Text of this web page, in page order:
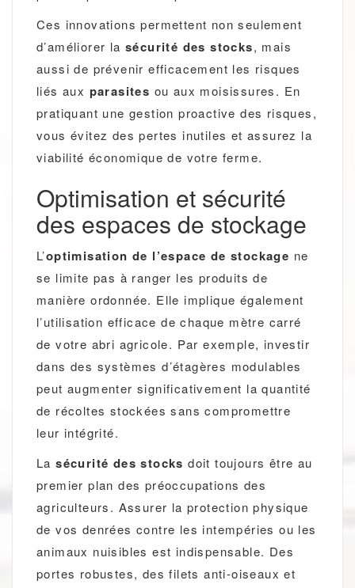
Ces innovations permettent non seulement
d’améliorer lasécurité des stocks, mais
aussi de prévenir efficacement les risques
liés aux parasites ou aux moisissures. En
pratiquant une gestion proactive des risques,
vous évitez des pertes inutiles et assurez la
viabilité économique de votre ferme.
Optimisation et sécurité
des espaces de stockage
L’optimisation de l’espace de stockage ne
se limite pas à ranger les produits de
manière ordonnée. Elle implique également
l’utilisation efficace de chaque mètre carré
de votre abri agricole. Par exemple, investir
dans des systèmes d’étagères modulables
peut augmenter significativement la quantité
de récoltes stockées sans compromettre
leur intégrité.
Lasécurité des stocks doit toujours être au
premier plan des préoccupations des
agriculteurs. Assurer la protection physique
de vos denrées contre les intempéries ou les
animaux nuisibles est indispensable. Des
portes robustes, des filets anti-oiseaux et